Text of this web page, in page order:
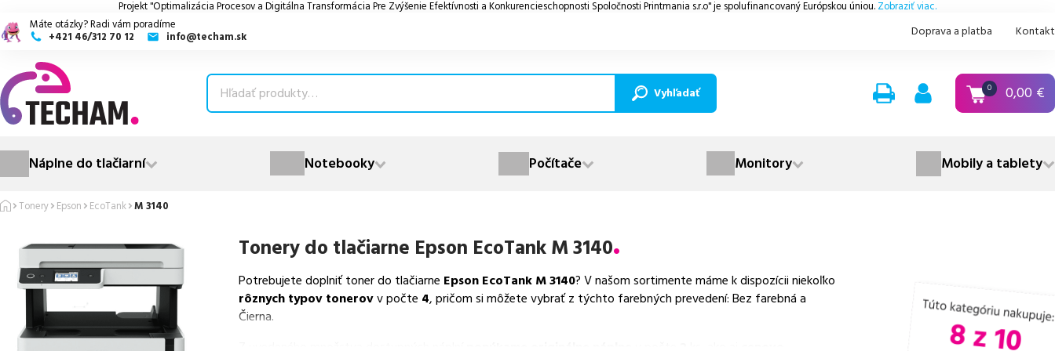
Projekt "Optimalizácia Procesov a Digitálna Transformácia Pre Zvýšenie Efektívnosti a Konkurencieschopnosti Spoločnosti Printmania s.r.o" je spolufinancovaný Európskou úniou. Zobraziť viac.
Máte otázky? Radi vám poradíme
+421 46/312 70 12
info@techam.sk Doprava a platba Kontakt
Vyhľadať 0 0,00 €
Náplne do tlačiarní Notebooky Počítače Monitory Mobily a tablety
Tonery Epson EcoTank M 3140
Tonery do tlačiarne Epson EcoTank M 3140
Potrebujete doplniť toner do tlačiarne Epson EcoTank M 3140? V našom sortimente máme k dispozícii niekoľko
rôznych typov tonerovv počte 4, pričom si môžete vybrať z týchto farebných prevedení: Bez farebná a
Čierna.